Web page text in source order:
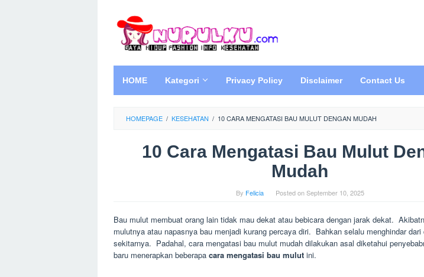
content
HOME Kategori Privacy Policy Disclaimer Contact Us
HOMEPAGE / KESEHATAN / 10 CARA MENGATASI BAU MULUT DENGAN MUDAH
10 Cara Mengatasi Bau Mulut
Mudah
By Felicia Posted onSeptember 10, 2025
Bau mulut membuat orang lain tidak mau dekat atau bebicara dengan jarak dekat.
mulutnya atau napasnya bau menjadi kurang percaya diri. Bahkan selalu menghindar dari
sekitarnya. Padahal, cara mengatasi bau mulut mudah dilakukan asal diketahui
baru menerapkan beberapa cara mengatasi bau mulut ini.